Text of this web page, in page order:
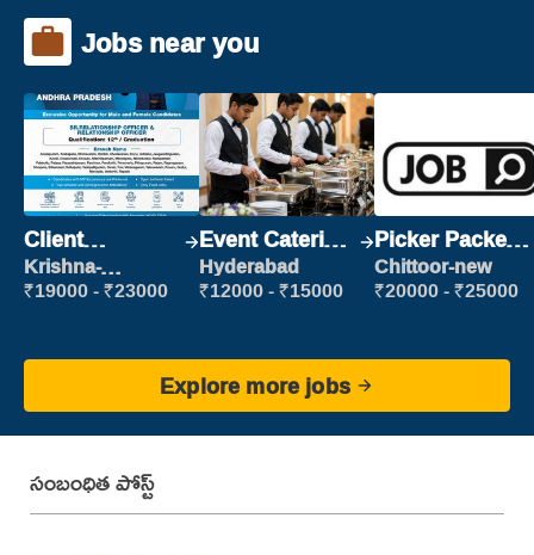
Jobs near you
Client
Relationship
Executive
Krishna-
vijayawada
₹19000 - ₹23000
Event Catering
Staff
Hyderabad
₹12000 - ₹15000
Picker Packer
(Picking &
Packing)
Chittoor-new
₹20000 - ₹25000
Explore more jobs
సంబంధిత పోస్ట్